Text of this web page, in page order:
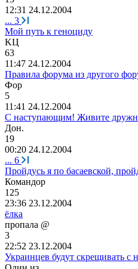
12:31 24.12.2004
... 3
Мой путь к геноциду
KЦ
63
11:47 24.12.2004
Правила форума из другого
Фор
5
11:41 24.12.2004
С наступающим! Живите
Дон.
19
00:20 24.12.2004
... 6
Пройдусь я по басаевской,
Командор
125
23:36 23.12.2004
ёлка
пропала @
3
22:52 23.12.2004
Украинцев будут скрещивать с